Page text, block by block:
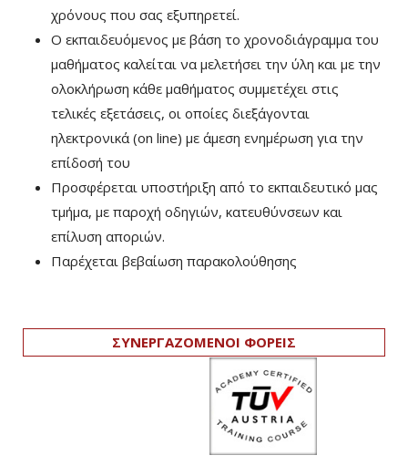
χρόνους που σας εξυπηρετεί.
Ο εκπαιδευόμενος με βάση το χρονοδιάγραμμα του
μαθήματος καλείται να μελετήσει την ύλη και με την
ολοκλήρωση κάθε μαθήματος συμμετέχει στις
τελικές εξετάσεις, οι οποίες διεξάγονται
ηλεκτρονικά (on line) με άμεση ενημέρωση για την
επίδοσή του
Προσφέρεται υποστήριξη από το εκπαιδευτικό μας
τμήμα, με παροχή οδηγιών, κατευθύνσεων και
επίλυση αποριών.
Παρέχεται βεβαίωση παρακολούθησης
ΣΥΝΕΡΓΑΖΟΜΕΝΟΙ ΦΟΡΕΙΣ